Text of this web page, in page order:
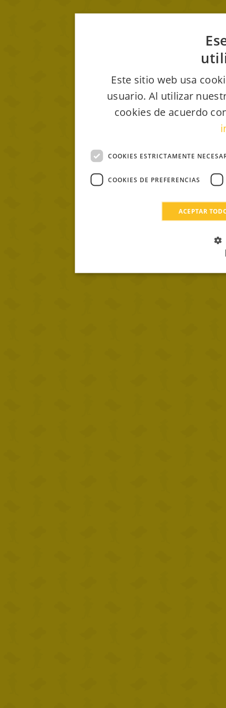
Este sitio web usa
usuario. Al utilizar
cookies de acuerdo
COOKIES ESTRICTAMENTE
COOKIES DE PREFERENCIAS
ACEPTAR